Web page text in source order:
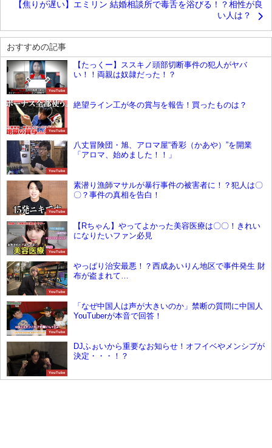
【焦りが遅い】エミリン 結婚相談所で毒舌を浴びる！？相性が良
い人は？
おすすめの記事
YouTube
【たっくー】ススキノ頭部切断事件の犯人がヤバ
い！！両親は奴隷だった！？
YouTube
絶望ライン工が冬の賞与を報告！買ったものは？
YouTube
八丈冒険団・旭、アロマ屋“香彩（かあや）”を開業
「アロマ、始めました！！」
YouTube
素潜り漁師マサルが暴行事件の被害者に！？犯人は〇
〇？事件の真相を告白！
YouTube
【Rちゃん】やってよかった美容医療は〇〇！きれい
になりたいファン必見
YouTube
やっぱり治安最悪！？西成あいりん地区で事件発生 財
布が盗まれて…
YouTube
「なぜ中国人は声が大きいのか」禁断の質問に中国人
YouTuberが本音で回答！
YouTube
DJふぉいから重要なお知らせ！オフイベやメンシプが
決定・・・！？